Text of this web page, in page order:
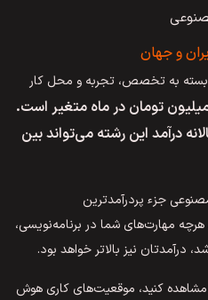
و جهان
بسته به تخصص، تجربه و محل کار
حدود ۳۰ تا ۹۰ میلیون تومان در ماه متغیر است.
درآمد این رشته می‌تواند بین
جزء پردرآمدترین
مهارت‌های شما در برنامه‌نویسی،
درآمدتان نیز بالاتر خواهد بود.
مشاهده کنید، موقعیت‌های کاری هوش